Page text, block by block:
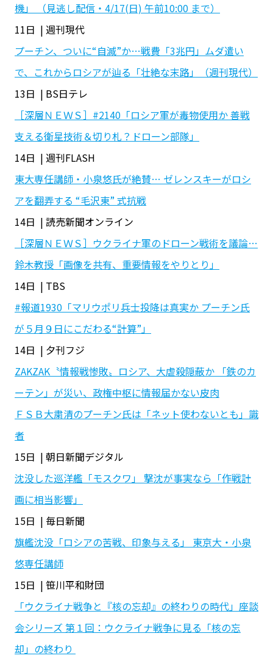
機」 （見逃し配信・4/17(日) 午前10:00 まで）
11日 | 週刊現代
プーチン、ついに“自滅”か…戦費「3兆円」ムダ遣い
で、これからロシアが辿る「壮絶な末路」（週刊現代）
13日 | BS日テレ
［深層ＮＥＷＳ］#2140「ロシア軍が毒物使用か 善戦
支える衛星技術＆切り札？ドローン部隊」
14日 | 週刊FLASH
東大専任講師・小泉悠氏が絶賛… ゼレンスキーがロシ
アを翻弄する “毛沢東” 式抗戦
14日 | 読売新聞オンライン
［深層ＮＥＷＳ］ウクライナ軍のドローン戦術を議論…
鈴木教授「画像を共有、重要情報をやりとり」
14日 | TBS
#報道1930「マリウポリ兵士投降は真実か プーチン氏
が５月９日にこだわる“計算”」
14日 | 夕刊フジ
ZAKZAK〝情報戦惨敗〟ロシア、大虐殺隠蔽か 「鉄のカ
ーテン」が災い、政権中枢に情報届かない皮肉
ＦＳＢ大粛清のプーチン氏は「ネット使わないとも」識
者
15日 | 朝日新聞デジタル
沈没した巡洋艦「モスクワ」 撃沈が事実なら「作戦計
画に相当影響」
15日 | 毎日新聞
旗艦沈没「ロシアの苦戦、印象与える」 東京大・小泉
悠専任講師
15日 | 笹川平和財団
「ウクライナ戦争と『核の忘却』の終わりの時代」座談
会シリーズ 第１回：ウクライナ戦争に見る「核の忘
却」の終わり